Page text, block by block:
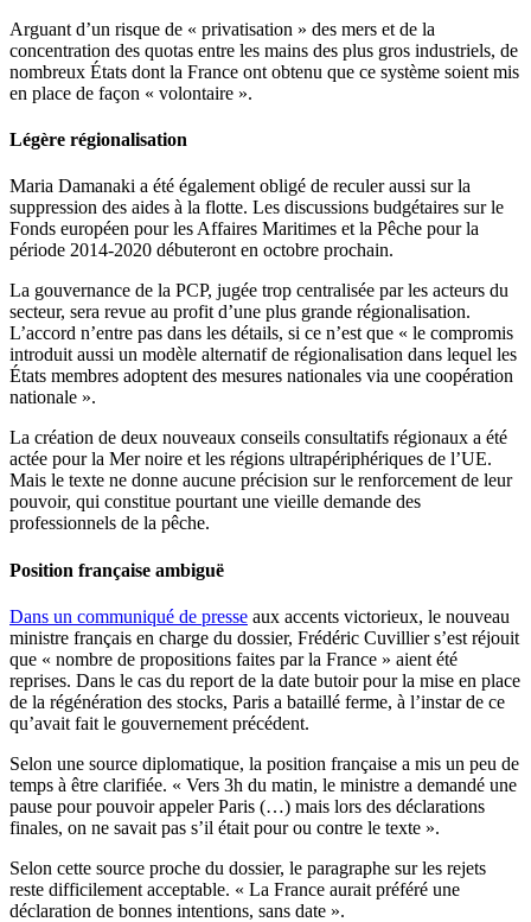
Arguant d’un risque de « privatisation » des mers et de la
concentration des quotas entre les mains des plus gros industriels, de
nombreux États dont la France ont obtenu que ce système soient mis
en place de façon « volontaire ».
Légère régionalisation
Maria Damanaki a été également obligé de reculer aussi sur la
suppression des aides à la flotte. Les discussions budgétaires sur le
Fonds européen pour les Affaires Maritimes et la Pêche pour la
période 2014-2020 débuteront en octobre prochain.
La gouvernance de la PCP, jugée trop centralisée par les acteurs du
secteur, sera revue au profit d’une plus grande régionalisation.
L’accord n’entre pas dans les détails, si ce n’est que « le compromis
introduit aussi un modèle alternatif de régionalisation dans lequel les
États membres adoptent des mesures nationales via une coopération
nationale ».
La création de deux nouveaux conseils consultatifs régionaux a été
actée pour la Mer noire et les régions ultrapériphériques de l’UE.
Mais le texte ne donne aucune précision sur le renforcement de leur
pouvoir, qui constitue pourtant une vieille demande des
professionnels de la pêche.
Position française ambiguë
Dans un communiqué de presse aux accents victorieux, le nouveau
ministre français en charge du dossier, Frédéric Cuvillier s’est réjouit
que « nombre de propositions faites par la France » aient été
reprises. Dans le cas du report de la date butoir pour la mise en place
de la régénération des stocks, Paris a bataillé ferme, à l’instar de ce
qu’avait fait le gouvernement précédent.
Selon une source diplomatique, la position française a mis un peu de
temps à être clarifiée. « Vers 3h du matin, le ministre a demandé une
pause pour pouvoir appeler Paris (…) mais lors des déclarations
finales, on ne savait pas s’il était pour ou contre le texte ».
Selon cette source proche du dossier, le paragraphe sur les rejets
reste difficilement acceptable. « La France aurait préféré une
déclaration de bonnes intentions, sans date ».